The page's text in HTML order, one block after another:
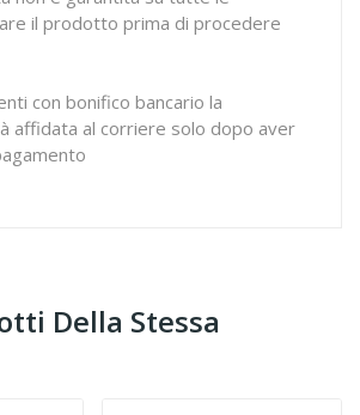
il prodotto prima di procedere
con bonifico bancario la
affidata al corriere solo dopo aver
Della Stessa